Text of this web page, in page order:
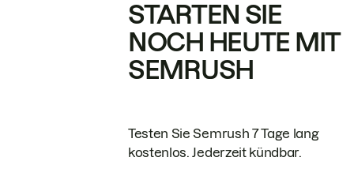
STARTEN SIE
NOCH HEUTE MIT
SEMRUSH
Testen Sie Semrush 7 Tage lang
kostenlos. Jederzeit kündbar.